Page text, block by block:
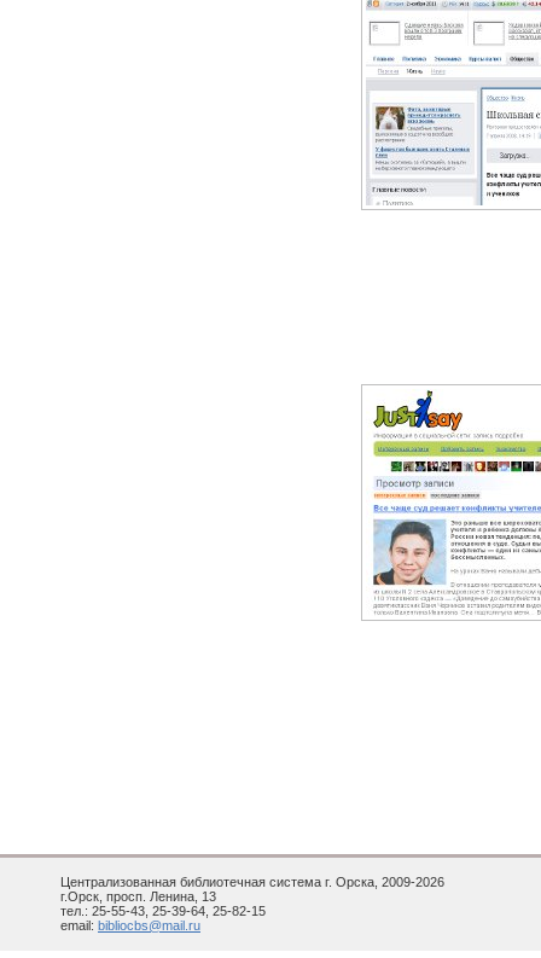
Централизованная библиотечная система г. Орска, 2009-2026
г.Орск, просп. Ленина, 13
тел.: 25-55-43, 25-39-64, 25-82-15
email: bibliocbs@mail.ru